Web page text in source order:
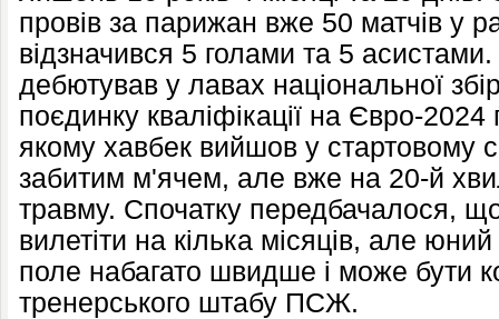
провів за парижан вже 50 матчів у
відзначився 5 голами та 5
дебютував у лавах національної
поєдинку кваліфікації на Євро-
якому хавбек вийшов у стартовому
забитим м'ячем, але вже на 20-й
травму. Спочатку передбачалося,
вилетіти на кілька місяців, але
поле набагато швидше і може бути
тренерського штабу ПСЖ.